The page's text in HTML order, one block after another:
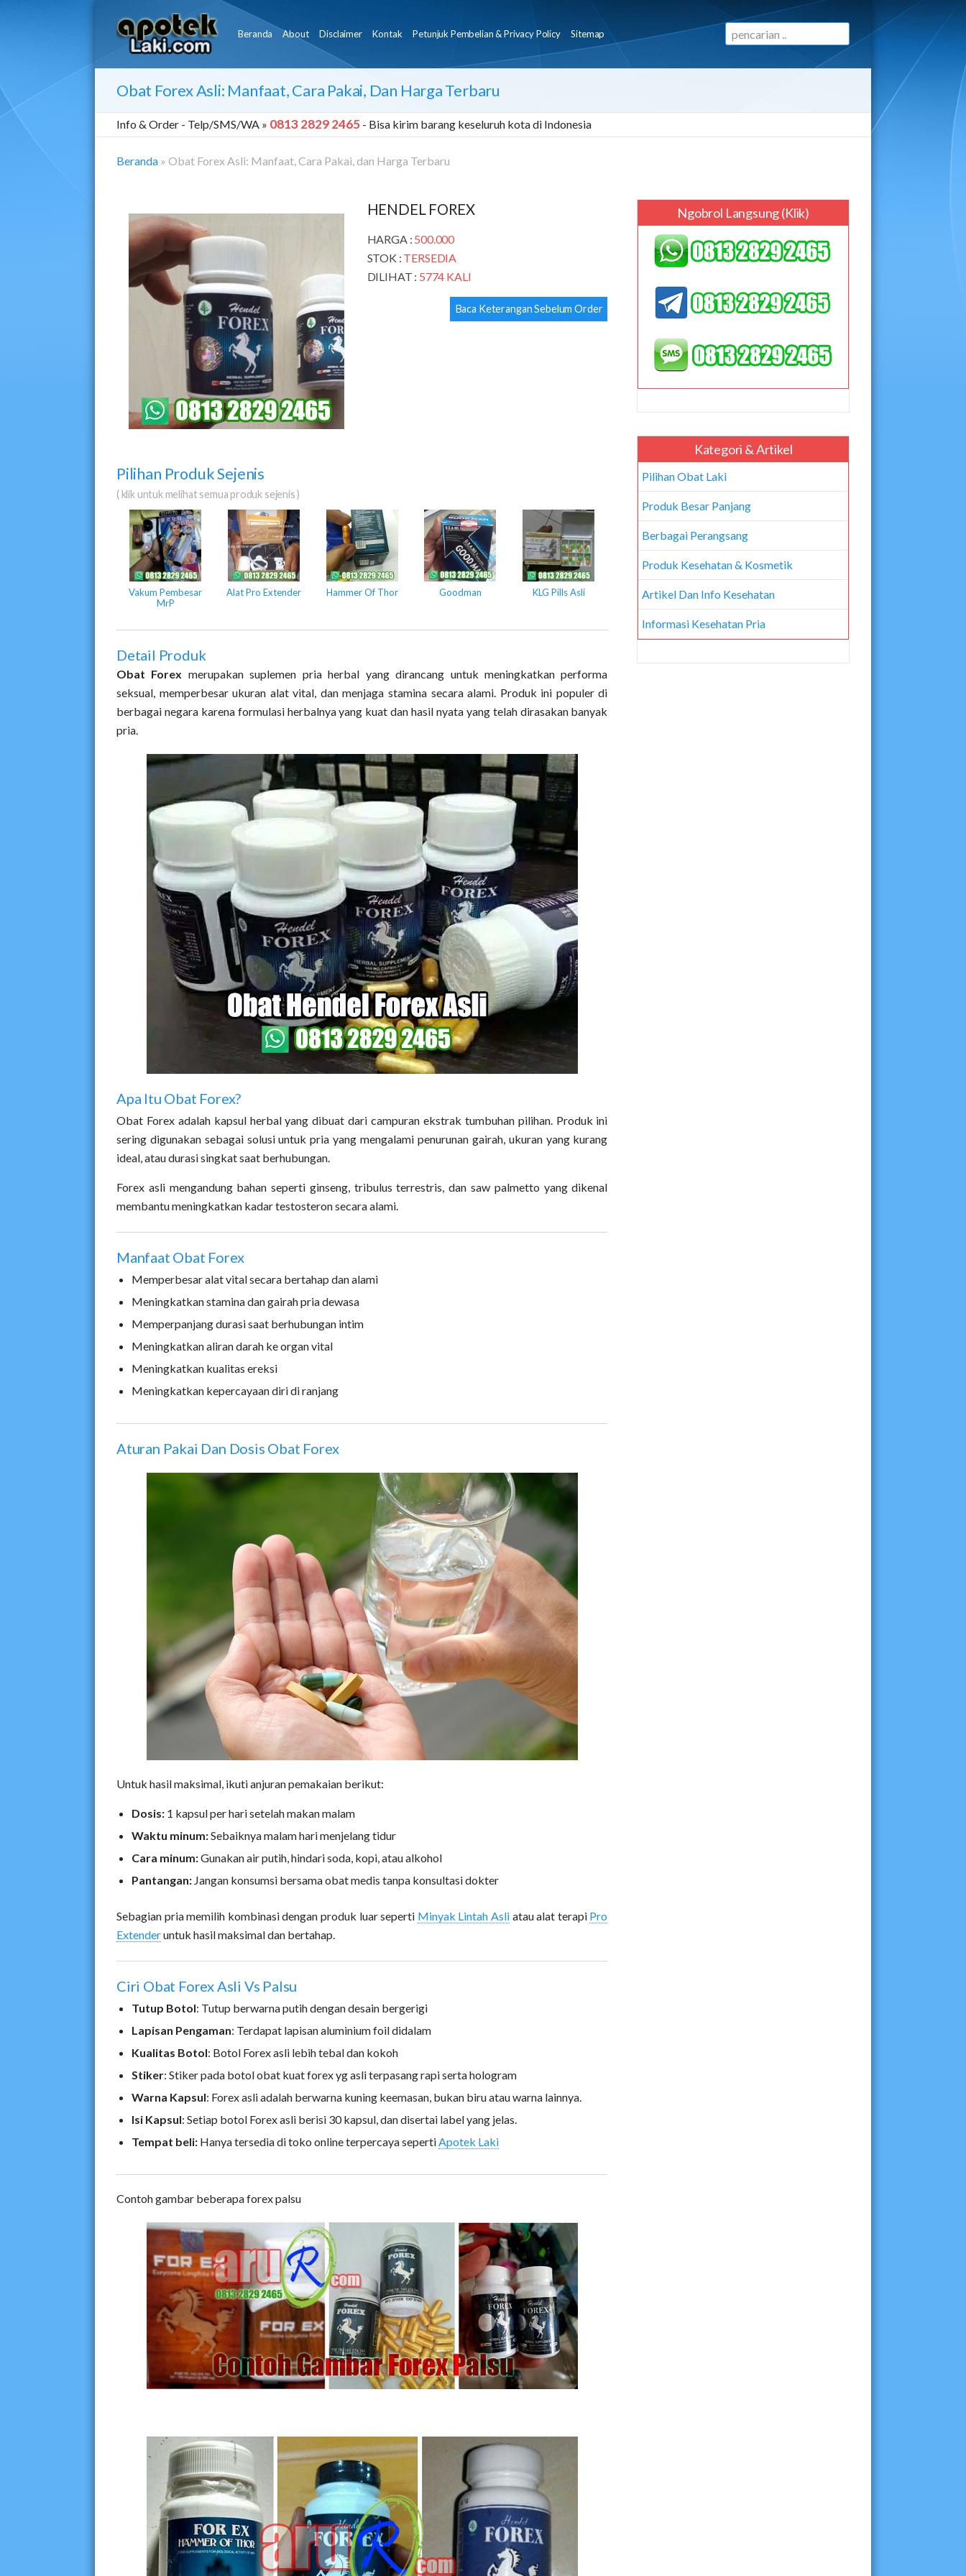
Beranda About Disclaimer Kontak Petunjuk Pembelian & Privacy Policy Sitemap
Obat Forex Asli: Manfaat, Cara Pakai, Dan Harga Terbaru
Info & Order - Telp/SMS/WA » 0813 2829 2465 - Bisa kirim barang keseluruh kota di Indonesia
Beranda » Obat Forex Asli: Manfaat, Cara Pakai, dan Harga Terbaru
HENDEL FOREX
HARGA : 500.000
STOK : TERSEDIA
DILIHAT : 5774 KALI
Baca Keterangan Sebelum Order
Pilihan Produk Sejenis
( klik untuk melihat semua produk sejenis )
Vakum Pembesar
MrP
Alat Pro Extender Hammer Of Thor Goodman KLG Pills Asli
Detail Produk
Obat Forex merupakan suplemen pria herbal yang dirancang untuk meningkatkan performa
seksual, memperbesar ukuran alat vital, dan menjaga stamina secara alami. Produk ini populer di
berbagai negara karena formulasi herbalnya yang kuat dan hasil nyata yang telah dirasakan banyak
pria.
Apa Itu Obat Forex?
Obat Forex adalah kapsul herbal yang dibuat dari campuran ekstrak tumbuhan pilihan. Produk ini
sering digunakan sebagai solusi untuk pria yang mengalami penurunan gairah, ukuran yang kurang
ideal, atau durasi singkat saat berhubungan.
Forex asli mengandung bahan seperti ginseng, tribulus terrestris, dan saw palmetto yang dikenal
membantu meningkatkan kadar testosteron secara alami.
Manfaat Obat Forex
Memperbesar alat vital secara bertahap dan alami
Meningkatkan stamina dan gairah pria dewasa
Memperpanjang durasi saat berhubungan intim
Meningkatkan aliran darah ke organ vital
Meningkatkan kualitas ereksi
Meningkatkan kepercayaan diri di ranjang
Aturan Pakai Dan Dosis Obat Forex
Untuk hasil maksimal, ikuti anjuran pemakaian berikut:
Dosis:1 kapsul per hari setelah makan malam
Waktu minum:Sebaiknya malam hari menjelang tidur
Cara minum:Gunakan air putih, hindari soda, kopi, atau alkohol
Pantangan:Jangan konsumsi bersama obat medis tanpa konsultasi dokter
Sebagian pria memilih kombinasi dengan produk luar seperti Minyak Lintah Asli atau alat terapi Pro
Extenderuntuk hasil maksimal dan bertahap.
Ciri Obat Forex Asli Vs Palsu
Tutup Botol: Tutup berwarna putih dengan desain bergerigi
Lapisan Pengaman: Terdapat lapisan aluminium foil didalam
Kualitas Botol: Botol Forex asli lebih tebal dan kokoh
Stiker: Stiker pada botol obat kuat forex yg asli terpasang rapi serta hologram
Warna Kapsul: Forex asli adalah berwarna kuning keemasan, bukan biru atau warna lainnya.
Isi Kapsul: Setiap botol Forex asli berisi 30 kapsul, dan disertai label yang jelas.
Tempat beli:Hanya tersedia di toko online terpercaya sepertiApotek Laki
Contoh gambar beberapa forex palsu
Ngobrol Langsung (klik)
Kategori & Artikel
Pilihan Obat Laki
Produk Besar Panjang
Berbagai Perangsang
Produk Kesehatan & Kosmetik
Artikel Dan Info Kesehatan
Informasi Kesehatan Pria